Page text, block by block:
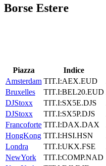
Borse Estere
Piazza Indice
Amsterdam TIT.I:AEX.EUD
Bruxelles
TIT.I:BEL20.EUD
DJStoxx
TIT.I:SX5E.DJS
DJStoxx
TIT.I:SX5P.DJS
Francoforte TIT.I:DAX.DAX
HongKong TIT.I:HSI.HSN
Londra
TIT.I:UKX.FSE
NewYork
TIT.I:COMP.NAD